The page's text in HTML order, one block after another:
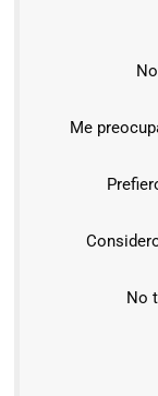
Me
No